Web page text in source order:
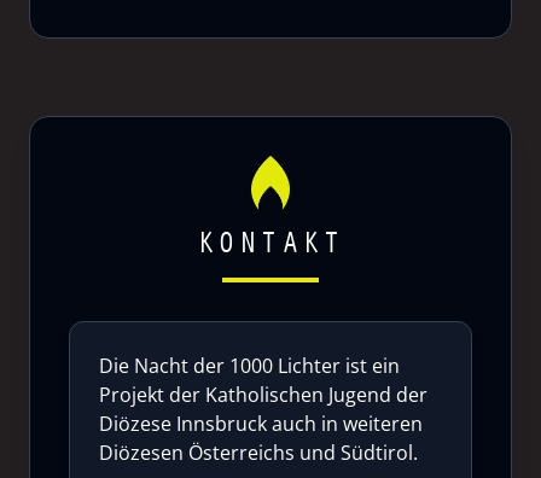
KONTAKT
Die Nacht der 1000 Lichter ist ein
Projekt der Katholischen Jugend der
Diözese Innsbruck auch in weiteren
Diözesen Österreichs und Südtirol.